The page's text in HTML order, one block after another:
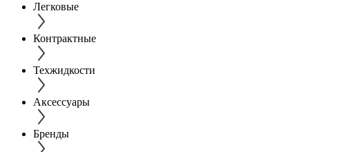
Легковые
Контрактные
Техжидкости
Аксессуары
Бренды